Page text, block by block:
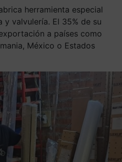
herramienta especial
y valvulería. El 35% de su
a países como
México o Estados